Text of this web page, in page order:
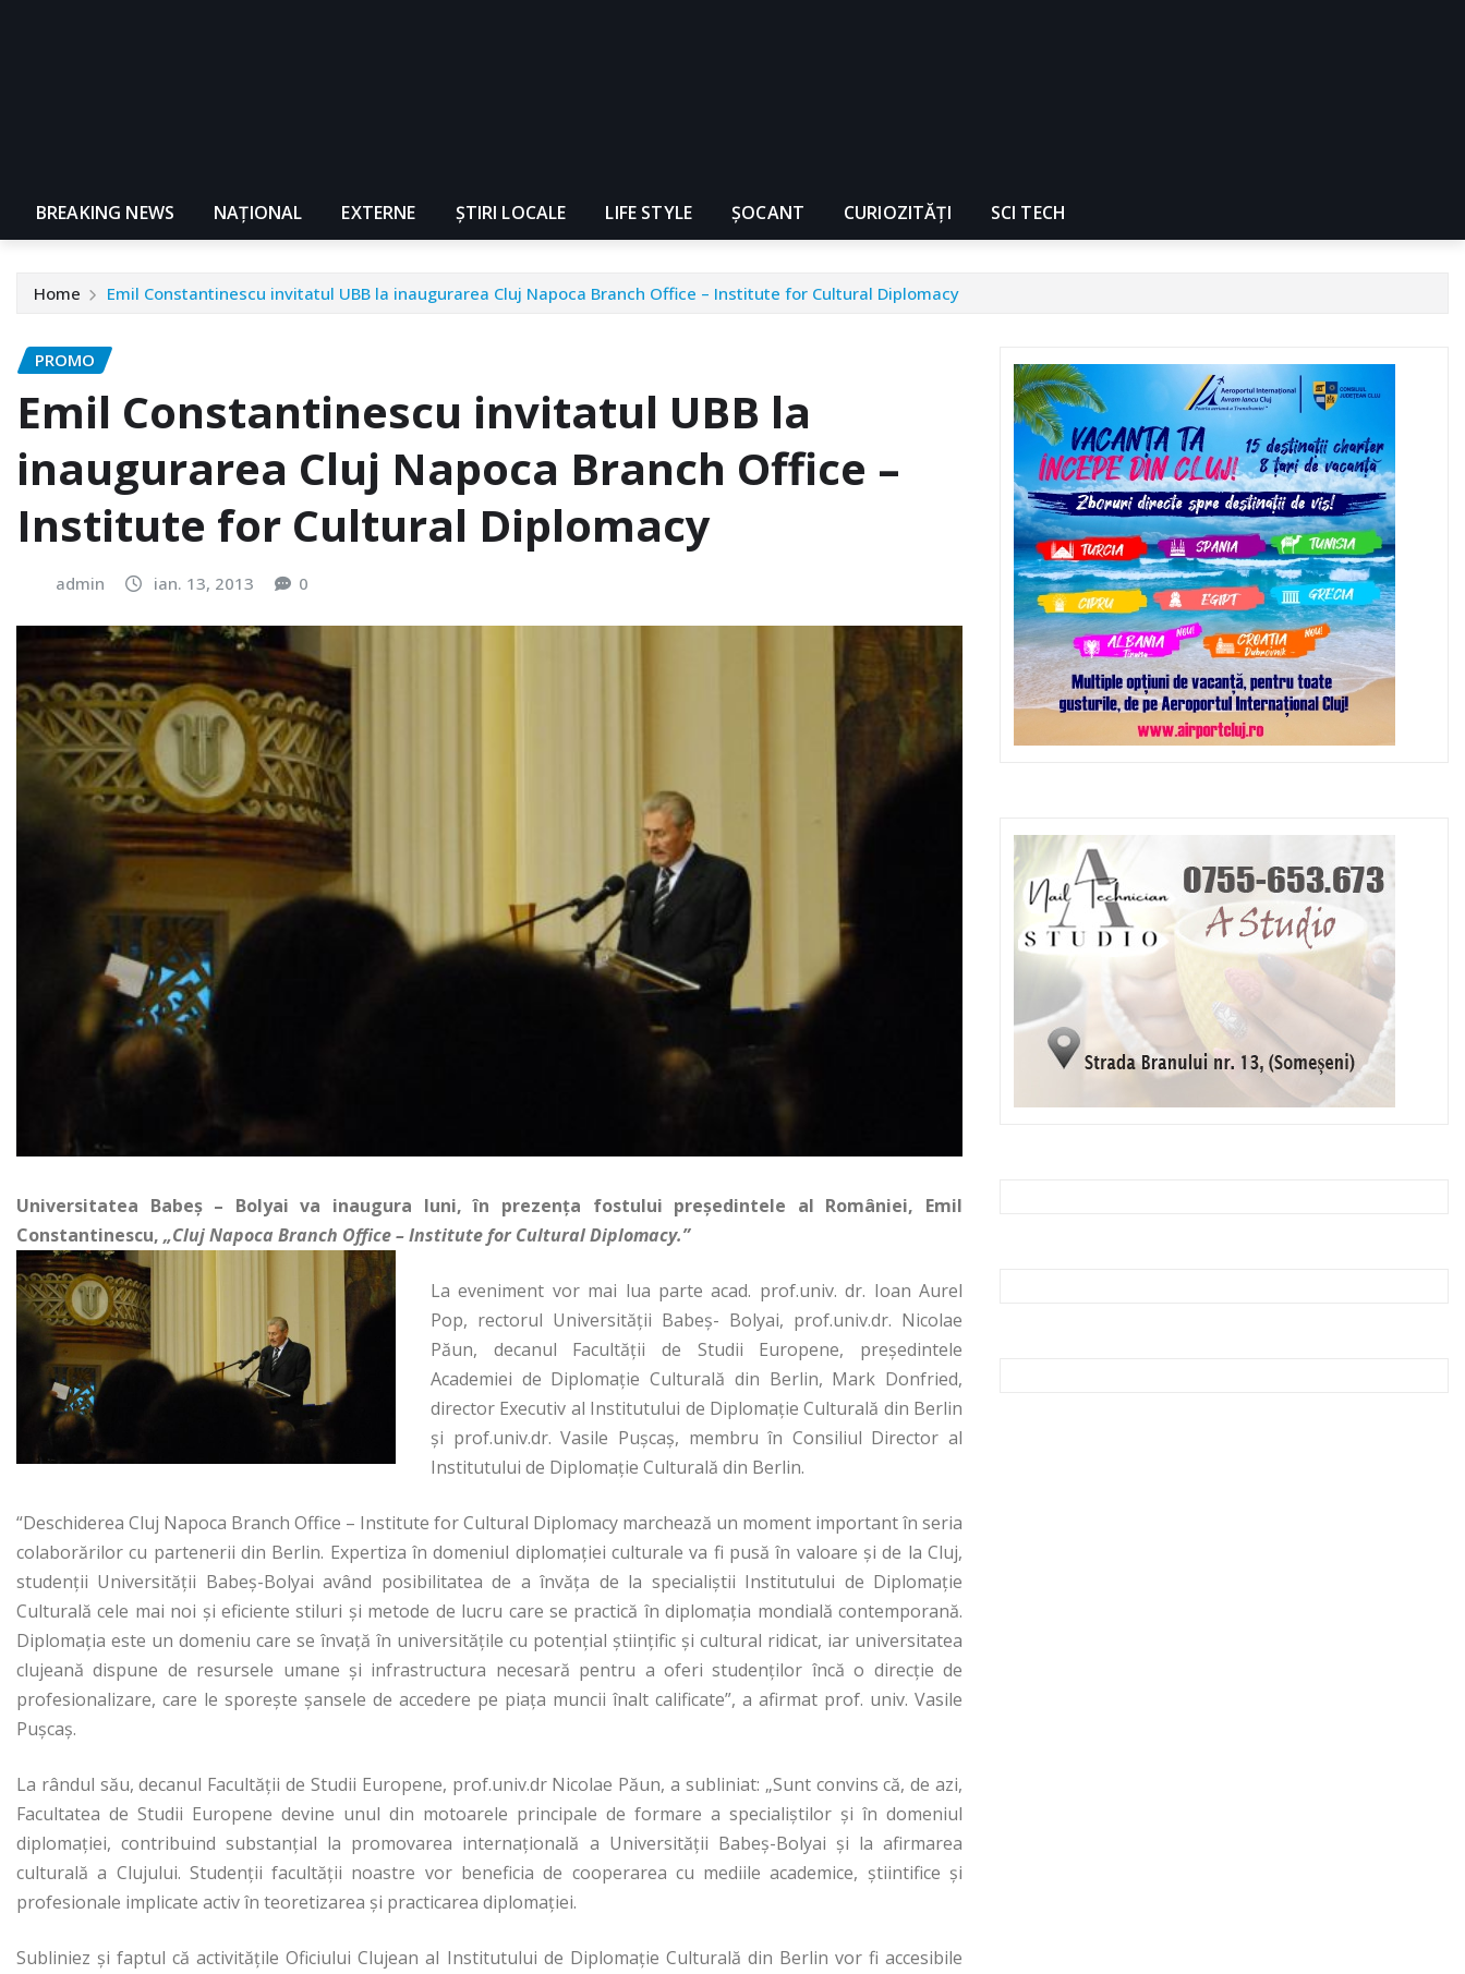
BREAKING NEWS NAŢIONAL EXTERNE ȘTIRI LOCALE LIFE STYLE ȘOCANT CURIOZITĂȚI SCI TECH
Home Emil Constantinescu invitatul UBB la inaugurarea Cluj Napoca Branch Office – Institute for Cultural Diplomacy
PROMO
Emil Constantinescu invitatul UBB la
inaugurarea Cluj Napoca Branch Office –
Institute for Cultural Diplomacy
admin ian. 13, 2013 0
Universitatea Babeș – Bolyai va inaugura luni, în prezența fostului președintele al României, Emil
Constantinescu, „Cluj Napoca Branch Office – Institute for Cultural Diplomacy.”
La eveniment vor mai lua parte acad. prof.univ. dr. Ioan Aurel
Pop, rectorul Universităţii Babeş- Bolyai, prof.univ.dr. Nicolae
Păun, decanul Facultăţii de Studii Europene, preşedintele
Academiei de Diplomaţie Culturală din Berlin, Mark Donfried,
director Executiv al Institutului de Diplomaţie Culturală din Berlin
şi prof.univ.dr. Vasile Puşcaş, membru în Consiliul Director al
Institutului de Diplomaţie Culturală din Berlin.
“Deschiderea Cluj Napoca Branch Office – Institute for Cultural Diplomacy marchează un moment important în seria
colaborărilor cu partenerii din Berlin. Expertiza în domeniul diplomaţiei culturale va fi pusă în valoare şi de la Cluj,
studenţii Universităţii Babeş-Bolyai având posibilitatea de a învăţa de la specialiştii Institutului de Diplomaţie
Culturală cele mai noi şi eficiente stiluri şi metode de lucru care se practică în diplomaţia mondială contemporană.
Diplomaţia este un domeniu care se învaţă în universităţile cu potenţial ştiinţific şi cultural ridicat, iar universitatea
clujeană dispune de resursele umane şi infrastructura necesară pentru a oferi studenţilor încă o direcţie de
profesionalizare, care le sporeşte şansele de accedere pe piaţa muncii înalt calificate”, a afirmat prof. univ. Vasile
Puşcaş.
La rândul său, decanul Facultăţii de Studii Europene, prof.univ.dr Nicolae Păun, a subliniat: „Sunt convins că, de azi,
Facultatea de Studii Europene devine unul din motoarele principale de formare a specialiştilor şi în domeniul
diplomaţiei, contribuind substanţial la promovarea internaţională a Universităţii Babeş-Bolyai şi la afirmarea
culturală a Clujului. Studenţii facultăţii noastre vor beneficia de cooperarea cu mediile academice, ştiintifice şi
profesionale implicate activ în teoretizarea şi practicarea diplomaţiei.
Subliniez şi faptul că activităţile Oficiului Clujean al Institutului de Diplomaţie Culturală din Berlin vor fi accesibile